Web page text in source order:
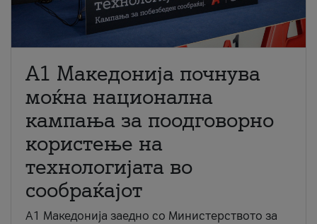
A1 Македонија почнува
моќна национална
кампања за поодговорно
користење на
технологијата во
сообраќајот
A1 Македонија заедно со Министерството за